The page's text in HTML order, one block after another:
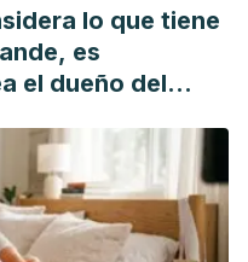
M., & Pisaniello, D.
agents for the treatment
Research and Public
action of tea tree oil (
bacteria. Journal of
lo que tiene
es
el dueño del